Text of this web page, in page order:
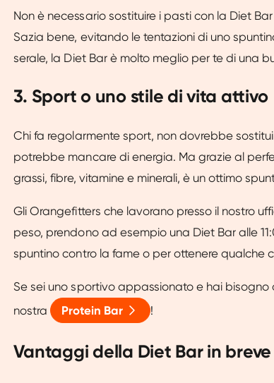
Non è necessario sostituire i pasti con la Diet
Sazia bene, evitando le tentazioni di uno
serale, la Diet Bar è molto meglio per te di una
3. Sport o uno stile di vita attivo
Chi fa regolarmente sport, non dovrebbe
potrebbe mancare di energia. Ma grazie al
grassi, fibre, vitamine e minerali, è un ottimo
Gli Orangefitters che lavorano presso il nostro
peso, prendono ad esempio una Diet Bar alle
spuntino contro la fame o per ottenere qualche
Se sei uno sportivo appassionato e hai
nostra
Protein Bar !
Vantaggi della Diet Bar in breve